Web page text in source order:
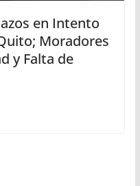
en Intento
Moradores
y Falta de